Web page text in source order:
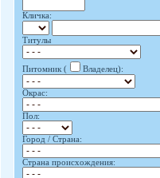
Кличка:
Титулы
Питомник ( Владелец):
Окрас:
Пол:
Город / Страна:
Страна происхождения: